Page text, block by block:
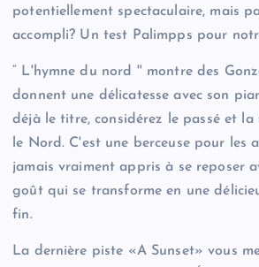
potentiellement spectaculaire, mais
accompli? Un test Palimpps pour
“ L'hymne du nord '' montre des
donnent une délicatesse avec son
déjà le titre, considérez le passé et la
le Nord. C'est une berceuse pour les
jamais vraiment appris à se reposer
goût qui se transforme en une
fin.
La dernière piste «A Sunset» vous